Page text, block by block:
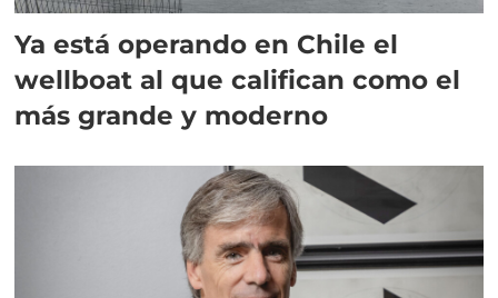
Ya está operando en Chile el
wellboat al que califican como el
más grande y moderno